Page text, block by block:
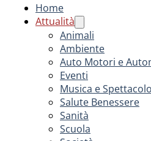
Home
Attualità
Animali
Ambiente
Auto Motori e
Eventi
Musica e Spettacolo
Salute Benessere
Sanità
Scuola